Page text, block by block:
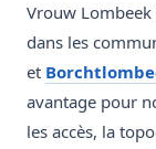
Vrouw
dans les
et
avantage pour
les accès, la